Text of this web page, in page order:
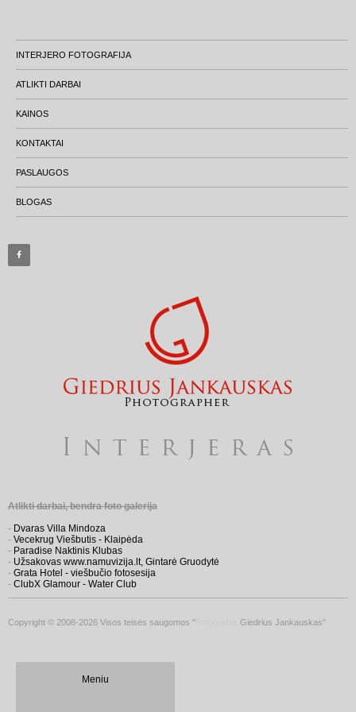
Meniu
INTERJERO FOTOGRAFIJA
ATLIKTI DARBAI
KAINOS
KONTAKTAI
PASLAUGOS
BLOGAS
Atlikti darbai, bendra foto galerija
- Dvaras Villa Mindoza
- Vecekrug Viešbutis - Klaipėda
- Paradise Naktinis Klubas
- Užsakovas www.namuvizija.lt, Gintarė Gruodytė
- Grata Hotel - viešbučio fotosesija
- ClubX Glamour - Water Club
Copyright © 2008-2026 Visos teisės saugomos " Giedrius Jankauskas"